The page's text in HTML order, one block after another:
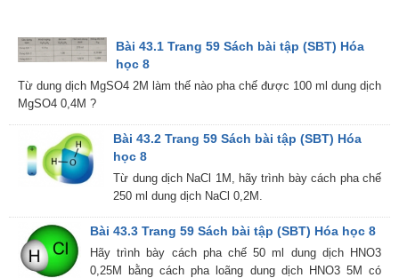
Bài 43.1 Trang 59 Sách bài tập (SBT) Hóa
học 8
Từ dung dịch MgSO4 2M làm thế nào pha chế được 100 ml dung dịch
MgSO4 0,4M ?
Bài 43.2 Trang 59 Sách bài tập (SBT) Hóa
học 8
Từ dung dịch NaCl 1M, hãy trình bày cách pha chế
250 ml dung dịch NaCl 0,2M.
Bài 43.3 Trang 59 Sách bài tập (SBT) Hóa học 8
Hãy trình bày cách pha chế 50 ml dung dịch HNO3
0,25M bằng cách pha loãng dung dịch HNO3 5M có